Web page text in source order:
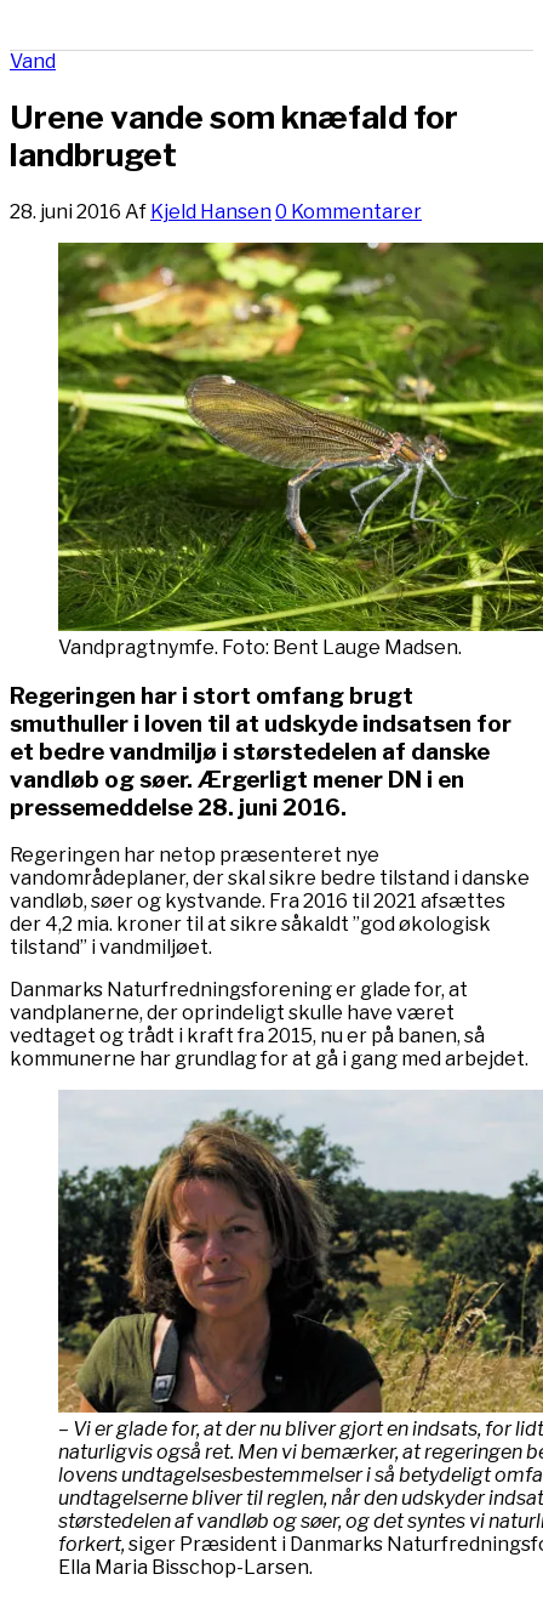
Vand
Urene vande som knæfald for
landbruget
28. juni 2016 Af Kjeld Hansen0 Kommentarer
Vandpragtnymfe. Foto: Bent Lauge Madsen.
Regeringen har i stort omfang brugt
smuthuller i loven til at udskyde indsatsen for
et bedre vandmiljø i størstedelen af danske
vandløb og søer. Ærgerligt mener DN i en
pressemeddelse 28. juni 2016.
Regeringen har netop præsenteret nye
vandområdeplaner, der skal sikre bedre tilstand i danske
vandløb, søer og kystvande. Fra 2016 til 2021 afsættes
der 4,2 mia. kroner til at sikre såkaldt ”god økologisk
tilstand” i vandmiljøet.
Danmarks Naturfredningsforening er glade for, at
vandplanerne, der oprindeligt skulle have været
vedtaget og trådt i kraft fra 2015, nu er på banen, så
kommunerne har grundlag for at gå i gang med arbejdet.
– Vi er glade for, at der nu bliver gjort en indsats, for
naturligvis også ret. Men vi bemærker, at regeringen
lovens undtagelsesbestemmelser i så betydeligt
undtagelserne bliver til reglen, når den udskyder
størstedelen af vandløb og søer, og det syntes vi
forkert,siger Præsident i Danmarks
Ella Maria Bisschop-Larsen.